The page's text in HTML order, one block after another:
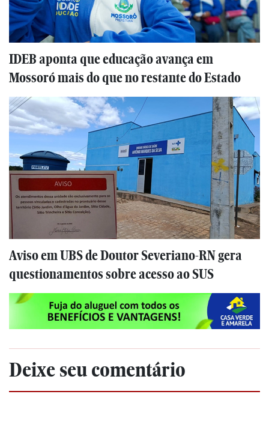
IDEB aponta que educação avança em
Mossoró mais do que no restante do Estado
Aviso em UBS de Doutor Severiano-RN gera
questionamentos sobre acesso ao SUS
Deixe seu comentário